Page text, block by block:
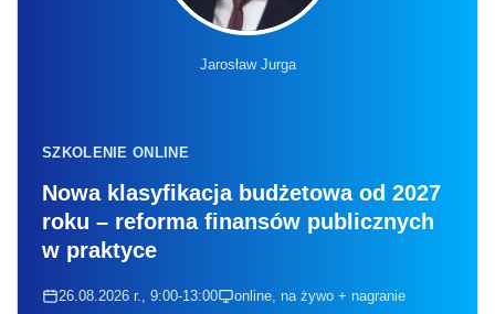
Jarosław Jurga
SZKOLENIE ONLINE
Nowa klasyfikacja budżetowa od 2027
roku – reforma finansów publicznych
w praktyce
26.08.2026 r., 9:00-13:00 online, na żywo + nagranie